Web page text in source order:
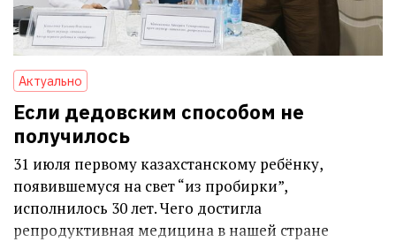
Актуально
Если дедовским способом не
получилось
31 июля первому казахстанскому ребёнку,
появившемуся на свет “из пробирки”,
исполнилось 30 лет. Чего достигла
репродуктивная медицина в нашей стране